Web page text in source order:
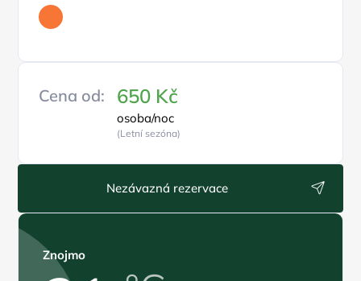
Cena od: 650 Kč
osoba/noc
(Letní sezóna)
Nezávazná rezervace
Znojmo